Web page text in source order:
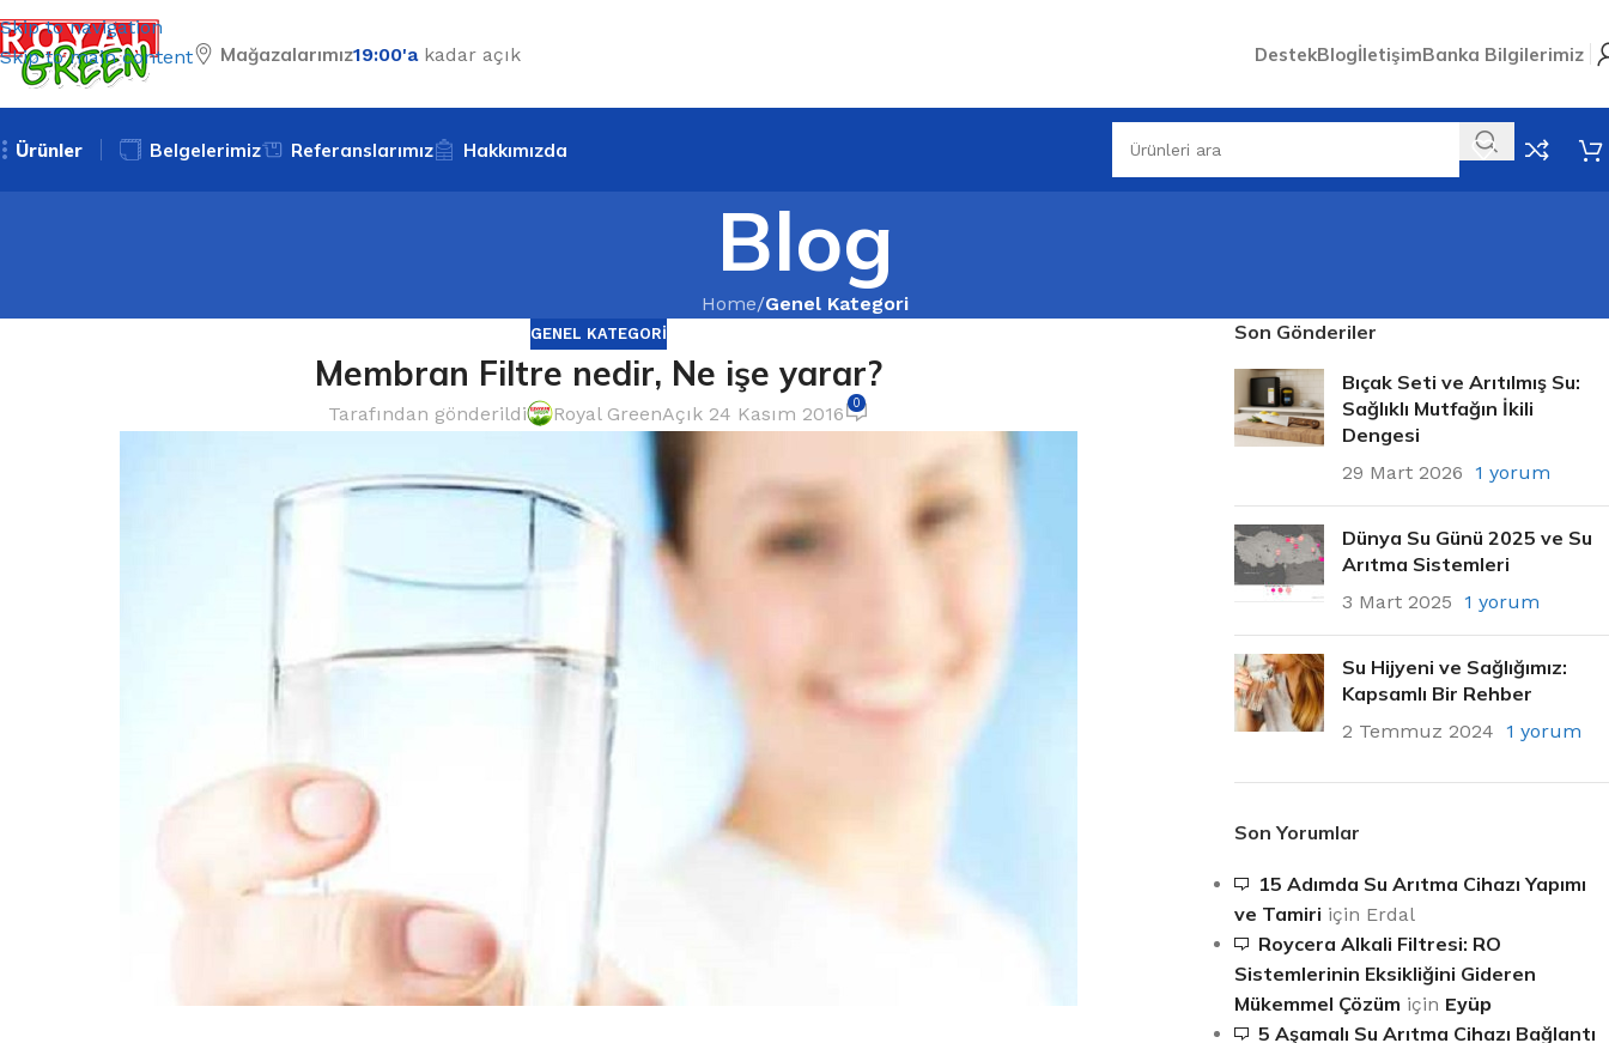
Skip to navigation
Skip to main content
Mağazalarımız19:00'a kadar açık DestekBlogİletişimBanka Bilgilerimiz
Ürünler Belgelerimiz Referanslarımız Hakkımızda
Blog
Home/Genel Kategori
GENEL KATEGORI
Membran Filtre nedir, Ne işe yarar?
Tarafından gönderildi Royal GreenAçık 24 Kasım 2016 0
Son Gönderiler
Bıçak Seti ve Arıtılmış Su:
Sağlıklı Mutfağın İkili
Dengesi
29 Mart 2026 1 yorum
Dünya Su Günü 2025 ve Su
Arıtma Sistemleri
3 Mart 2025 1 yorum
Su Hijyeni ve Sağlığımız:
Kapsamlı Bir Rehber
2 Temmuz 2024 1 yorum
Son Yorumlar
15 Adımda Su Arıtma Cihazı Yapımı
ve Tamiri için Erdal
Roycera Alkali Filtresi: RO
Sistemlerinin Eksikliğini Gideren
Mükemmel Çözüm için Eyüp
5 Aşamalı Su Arıtma Cihazı Bağlantı